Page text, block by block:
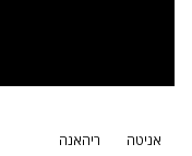
אניטה ריהאנה